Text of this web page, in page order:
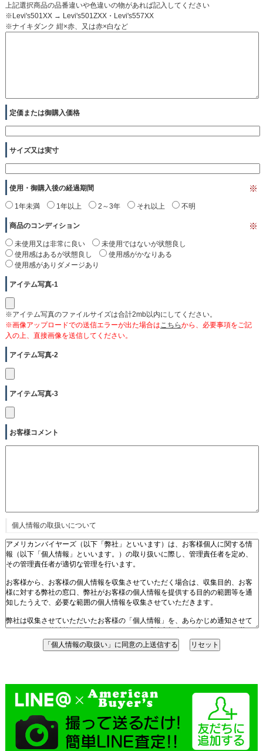
上記選択商品の品番違いや色違いの物があれば記入してください
※Levi's501XX → Levi's501ZXX・Levi's557XX
※ナイキダンク 紺×赤、又は赤×白など
定価または御購入価格
サイズ又は実寸
使用・御購入後の経過期間 ※
1年未満 1年以上 2～3年 それ以上 不明
商品のコンディション ※
未使用又は非常に良い
未使用ではないが状態良し
使用感はあるが状態良し
使用感がかなりある
使用感がありダメージあり
アイテム写真-1
※アイテム写真のファイルサイズは合計2mb以内にしてください。
※画像アップロードでの送信エラーが出た場合は こちらから、必要事項をご記
入の上、直接画像を送信してください。
アイテム写真-2
アイテム写真-3
お客様コメント
個人情報の取扱いについて